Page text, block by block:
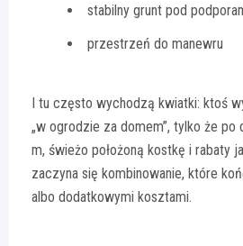
stabilny grunt pod
przestrzeń do manewru
I tu często wychodzą kwiatki: ktoś
„w ogrodzie za domem”, tylko że po
m, świeżo położoną kostkę i rabaty
zaczyna się kombinowanie, które
albo dodatkowymi kosztami.